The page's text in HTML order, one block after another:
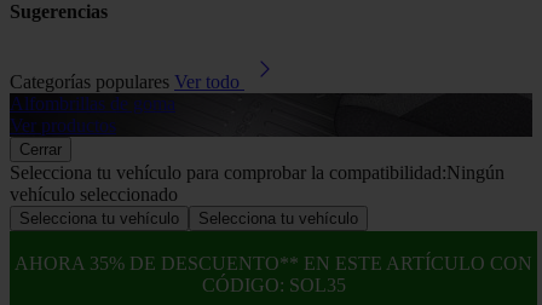
Sugerencias
Categorías populares Ver todo
Alfombrillas de goma
Ver productos
Cerrar
Selecciona tu vehículo para comprobar la compatibilidad:Ningún
vehículo seleccionado
Selecciona tu vehículo Selecciona tu vehículo
AHORA 35% DE DESCUENTO** EN ESTE ARTÍCULO CON
CÓDIGO: SOL35